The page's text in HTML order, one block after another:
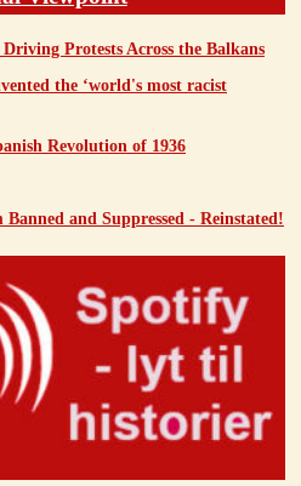
Protests Across the Balkans
the ‘world's most racist
Revolution of 1936
and Suppressed - Reinstated!